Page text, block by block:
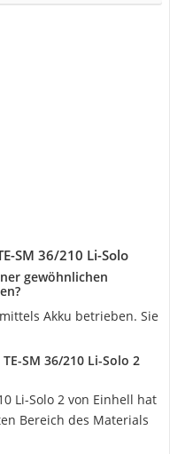
SM 36/210 Li-Solo
gewöhnlichen
Akku betrieben. Sie
SM 36/210 Li-Solo 2
Li-Solo 2 von Einhell hat
Bereich des Materials